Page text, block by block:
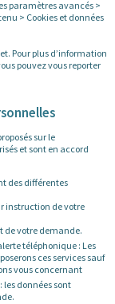
paramètres avancés >
> Cookies et données
Pour plus d’information
pouvez vous reporter
sur le
et sont en accord
des différentes
instruction de votre
de votre demande.
téléphonique : Les
ces services sauf
vous concernant
données sont